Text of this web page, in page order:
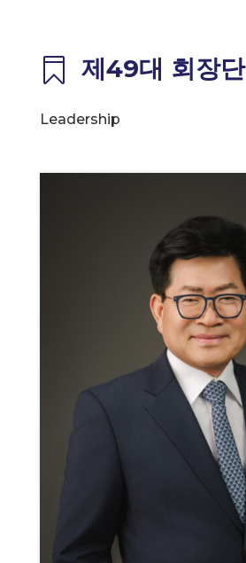
 제49대 회장단
Leadership